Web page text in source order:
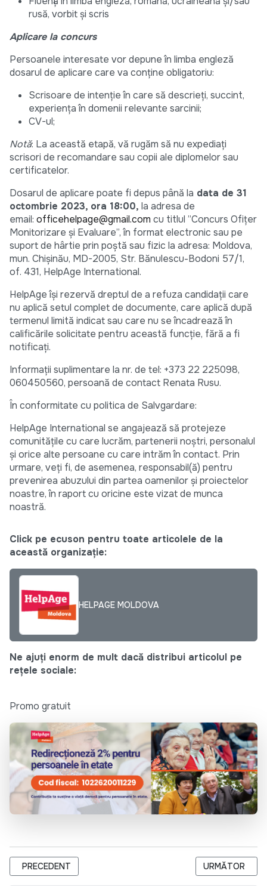
rusă, vorbit și scris
Aplicare la concurs
Persoanele interesate vor depune în limba engleză
dosarul de aplicare care va conține obligatoriu:
Scrisoare de intenție în care să descrieți, succint,
experiența în domenii relevante sarcinii;
CV-ul;
Notă: La această etapă, vă rugăm să nu expediați
scrisori de recomandare sau copii ale diplomelor sau
certificatelor.
Dosarul de aplicare poate fi depus până la data de 31
octombrie 2023, ora 18:00, la adresa de
email: officehelpage@gmail.com cu titlul ”Concurs Ofițer
Monitorizare și Evaluare”, în format electronic sau pe
suport de hârtie prin poștă sau fizic la adresa: Moldova,
mun. Chișinău, MD-2005, Str. Bănulescu-Bodoni 57/1,
of. 431, HelpAge International.
HelpAge își rezervă dreptul de a refuza candidații care
nu aplică setul complet de documente, care aplică după
termenul limită indicat sau care nu se încadrează în
calificările solicitate pentru această funcție, fără a fi
notificați.
Informații suplimentare la nr. de tel: +373 22 225098,
060450560, persoană de contact Renata Rusu.
În conformitate cu politica de Salvgardare:
HelpAge International se angajează să protejeze
comunitățile cu care lucrăm, partenerii noștri, personalul
și orice alte persoane cu care intrăm în contact. Prin
urmare, veți fi, de asemenea, responsabil(ă) pentru
prevenirea abuzului din partea oamenilor și proiectelor
noastre, în raport cu oricine este vizat de munca
noastră.
Click pe ecuson pentru toate articolele de la
această organizație:
HELPAGE MOLDOVA
Ne ajuți enorm de mult dacă distribui articolul pe
rețele sociale:
Promo gratuit
ARTICOL PRECEDENT: HELPAGE INTERNATIONAL
PRECEDENT ARTICOLUL
URMĂTOR